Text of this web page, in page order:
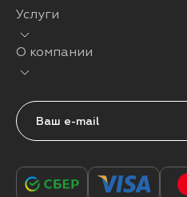
Услуги
О компании